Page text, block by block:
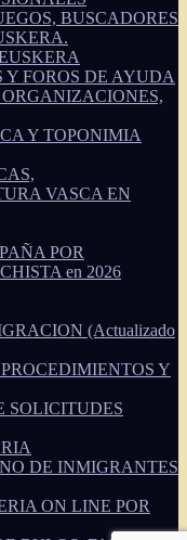
BUSCADORES
FOROS DE AYUDA
Y TOPONIMIA
VASCA EN
POR
en 2026
(Actualizado
Y
SOLICITUDES
DE INMIGRANTES
ON LINE POR